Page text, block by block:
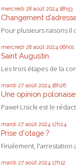
mercredi 28 août 2024 18h53
Changement
Pour plusieurs raisons il
mercredi 28 août 2024 06h01
Saint Augustin
Les trois étapes de la
mardi 27 août 2024 18h26
Une opinion polonaise
Paweł Lisicki est le
mardi 27 août 2024 17h24
Prise d'otage ?
Finalement, l'arrestation
mardi 27 août 2024 17h12